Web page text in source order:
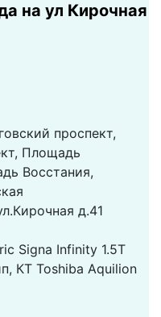
на ул Кирочная
проспект,
Площадь
Восстания,
д.41
Signa Infinity 1.5Т
КТ Toshiba Aquilion